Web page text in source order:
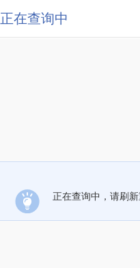
正在查询中
正在查询中，请刷